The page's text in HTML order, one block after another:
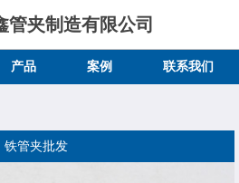
管夹制造有限公司
产品 案例 联系我们
铁管夹批发